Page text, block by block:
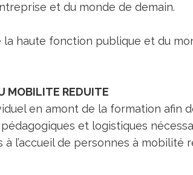
et du monde de demain.
haute fonction publique et du
MOBILITE REDUITE
en amont de la formation afin
et logistiques
l’accueil de personnes à mobilité